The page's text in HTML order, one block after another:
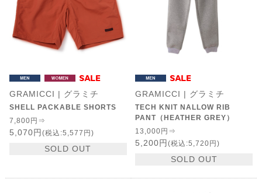
GRAMICCI | グラミチ
SHELL PACKABLE SHORTS
7,800円⇒
5,070円 (税込:5,577円)
SOLD OUT
GRAMICCI | グラミチ
TECH KNIT NALLOW RIB
PANT（HEATHER GREY）
13,000円⇒
5,200円 (税込:5,720円)
SOLD OUT